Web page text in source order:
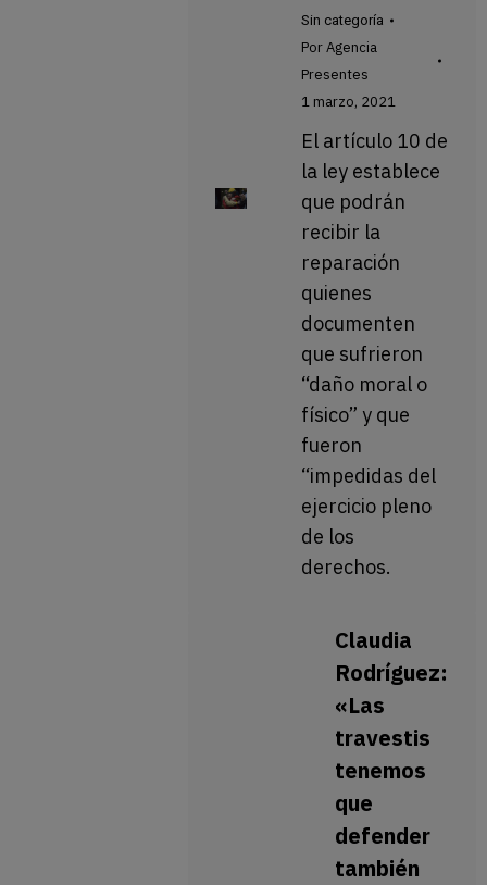
APOYANOSSin categoría
PorAgencia
Presentes
1 marzo, 2021
El artículo 10 de
la ley establece
que podrán
recibir la
reparación
quienes
documenten
que sufrieron
“daño moral o
físico” y que
fueron
“impedidas del
ejercicio pleno
de los
derechos.
Claudia
Rodríguez:
«Las
travestis
tenemos
que
defender
también